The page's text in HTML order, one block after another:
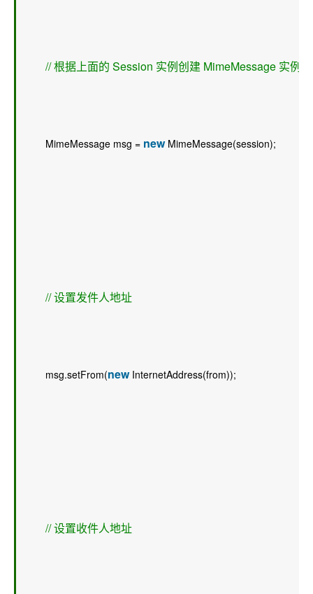
// 根据上面的 Session 实例创建 MimeMessage 实例
MimeMessage msg = new MimeMessage(session);
// 设置发件人地址
msg.setFrom(new InternetAddress(from));
// 设置收件人地址